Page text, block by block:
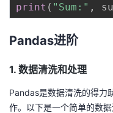
print ( "Sum:" ,
Pandas进阶
1. 数据清洗和处理
Pandas是数据清洗的得力
作。以下是一个简单的数据